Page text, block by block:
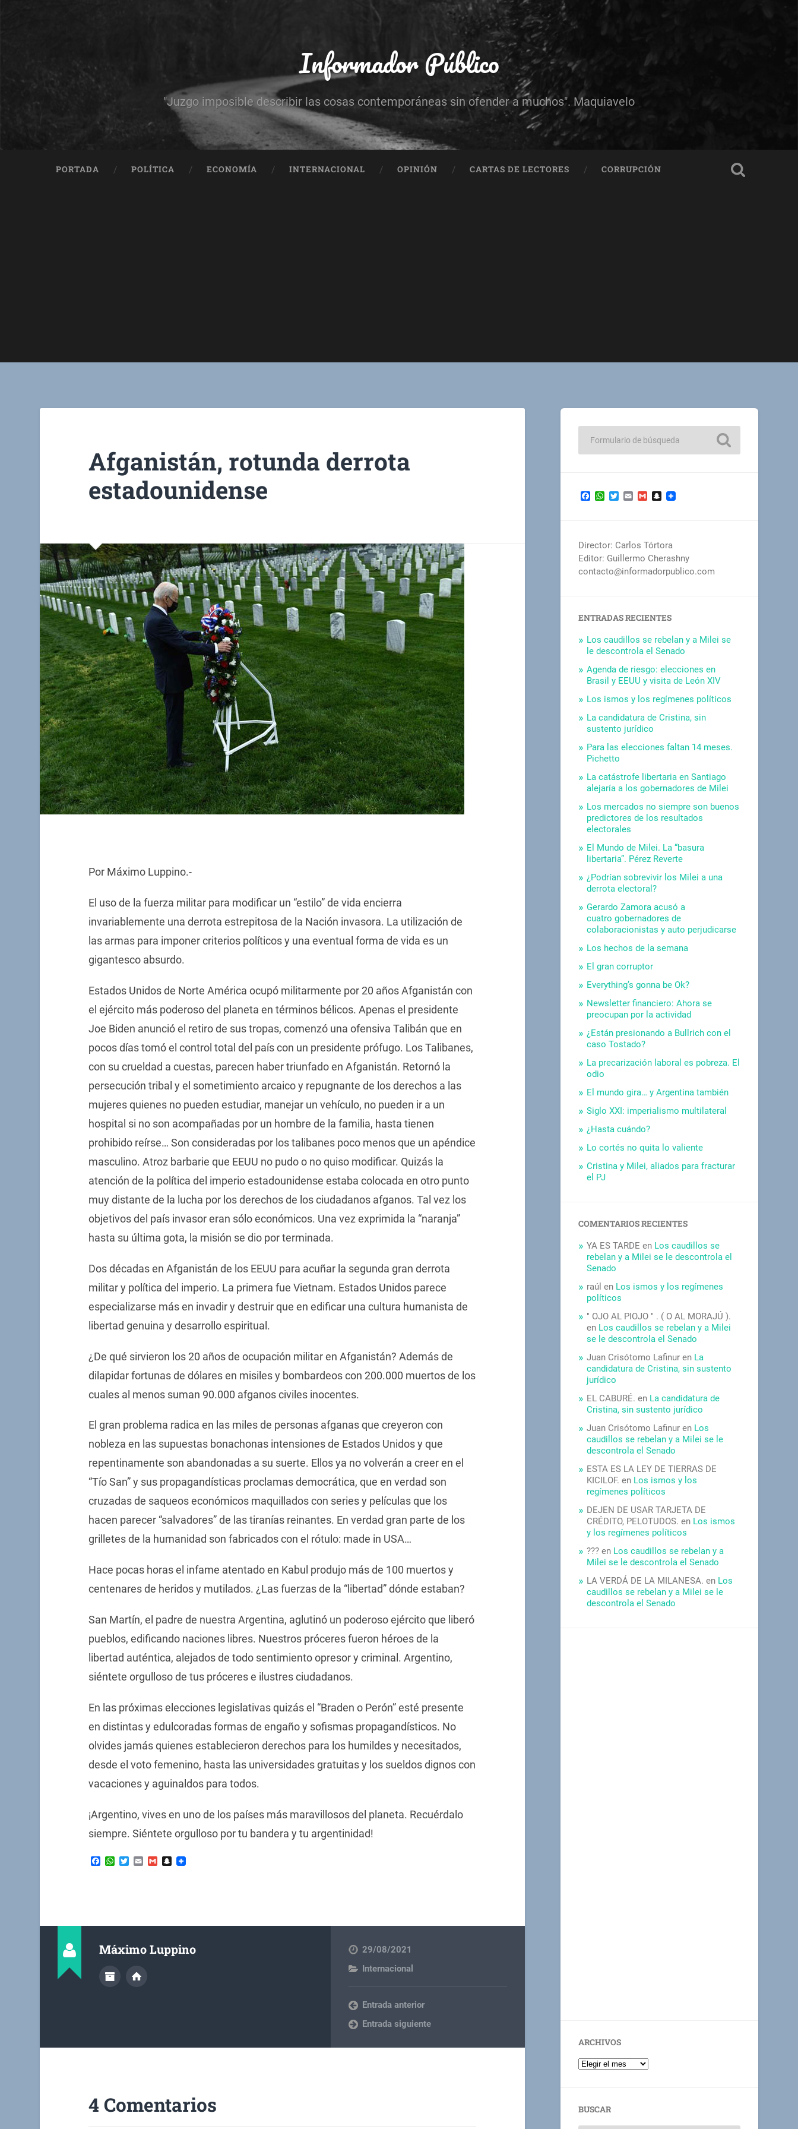
Informador Público
"Juzgo imposible describir las cosas contemporáneas sin ofender a muchos". Maquiavelo
PORTADA POLÍTICA ECONOMÍA INTERNACIONAL OPINIÓN CARTAS DE LECTORES CORRUPCIÓN
Afganistán, rotunda derrota
estadounidense
Por Máximo Luppino.-
El uso de la fuerza militar para modificar un “estilo” de vida encierra
invariablemente una derrota estrepitosa de la Nación invasora. La utilización de
las armas para imponer criterios políticos y una eventual forma de vida es un
gigantesco absurdo.
Estados Unidos de Norte América ocupó militarmente por 20 años Afganistán con
el ejército más poderoso del planeta en términos bélicos. Apenas el presidente
Joe Biden anunció el retiro de sus tropas, comenzó una ofensiva Talibán que en
pocos días tomó el control total del país con un presidente prófugo. Los Talibanes,
con su crueldad a cuestas, parecen haber triunfado en Afganistán. Retornó la
persecución tribal y el sometimiento arcaico y repugnante de los derechos a las
mujeres quienes no pueden estudiar, manejar un vehículo, no pueden ir a un
hospital si no son acompañadas por un hombre de la familia, hasta tienen
prohibido reírse… Son consideradas por los talibanes poco menos que un apéndice
masculino. Atroz barbarie que EEUU no pudo o no quiso modificar. Quizás la
atención de la política del imperio estadounidense estaba colocada en otro punto
muy distante de la lucha por los derechos de los ciudadanos afganos. Tal vez los
objetivos del país invasor eran sólo económicos. Una vez exprimida la “naranja”
hasta su última gota, la misión se dio por terminada.
Dos décadas en Afganistán de los EEUU para acuñar la segunda gran derrota
militar y política del imperio. La primera fue Vietnam. Estados Unidos parece
especializarse más en invadir y destruir que en edificar una cultura humanista de
libertad genuina y desarrollo espiritual.
¿De qué sirvieron los 20 años de ocupación militar en Afganistán? Además de
dilapidar fortunas de dólares en misiles y bombardeos con 200.000 muertos de los
cuales al menos suman 90.000 afganos civiles inocentes.
El gran problema radica en las miles de personas afganas que creyeron con
nobleza en las supuestas bonachonas intensiones de Estados Unidos y que
repentinamente son abandonadas a su suerte. Ellos ya no volverán a creer en el
“Tío San” y sus propagandísticas proclamas democrática, que en verdad son
cruzadas de saqueos económicos maquillados con series y películas que los
hacen parecer “salvadores” de las tiranías reinantes. En verdad gran parte de los
grilletes de la humanidad son fabricados con el rótulo: made in USA…
Hace pocas horas el infame atentado en Kabul produjo más de 100 muertos y
centenares de heridos y mutilados. ¿Las fuerzas de la “libertad” dónde estaban?
San Martín, el padre de nuestra Argentina, aglutinó un poderoso ejército que liberó
pueblos, edificando naciones libres. Nuestros próceres fueron héroes de la
libertad auténtica, alejados de todo sentimiento opresor y criminal. Argentino,
siéntete orgulloso de tus próceres e ilustres ciudadanos.
En las próximas elecciones legislativas quizás el “Braden o Perón” esté presente
en distintas y edulcoradas formas de engaño y sofismas propagandísticos. No
olvides jamás quienes establecieron derechos para los humildes y necesitados,
desde el voto femenino, hasta las universidades gratuitas y los sueldos dignos con
vacaciones y aguinaldos para todos.
¡Argentino, vives en uno de los países más maravillosos del planeta. Recuérdalo
siempre. Siéntete orgulloso por tu bandera y tu argentinidad!
Facebook
WhatsApp
TwitterEmailGmailSnapchat
Máximo Luppino
29/08/2021
Internacional
Entrada anterior
Entrada siguiente
4 Comentarios
Facebook
WhatsApp
TwitterEmailGmailSnapchat
Director: Carlos Tórtora
Editor: Guillermo Cherashny
contacto@informadorpublico.com
ENTRADAS RECIENTES
Los caudillos se rebelan y a Milei se
le descontrola el Senado
Agenda de riesgo: elecciones en
Brasil y EEUU y visita de León XIV
Los ismos y los regímenes políticos
La candidatura de Cristina, sin
sustento jurídico
Para las elecciones faltan 14 meses.
Pichetto
La catástrofe libertaria en Santiago
alejaría a los gobernadores de Milei
Los mercados no siempre son buenos
predictores de los resultados
electorales
El Mundo de Milei. La “basura
libertaria”. Pérez Reverte
¿Podrían sobrevivir los Milei a una
derrota electoral?
Gerardo Zamora acusó a
cuatro gobernadores de
colaboracionistas y auto perjudicarse
Los hechos de la semana
El gran corruptor
Everything’s gonna be Ok?
Newsletter financiero: Ahora se
preocupan por la actividad
¿Están presionando a Bullrich con el
caso Tostado?
La precarización laboral es pobreza. El
odio
El mundo gira… y Argentina también
Siglo XXI: imperialismo multilateral
¿Hasta cuándo?
Lo cortés no quita lo valiente
Cristina y Milei, aliados para fracturar
el PJ
COMENTARIOS RECIENTES
YA ES TARDE en Los caudillos se
rebelan y a Milei se le descontrola el
Senado
raúl en Los ismos y los regímenes
políticos
" OJO AL PIOJO " . ( O AL MORAJÚ ).
en Los caudillos se rebelan y a Milei
se le descontrola el Senado
Juan Crisótomo Lafinur en La
candidatura de Cristina, sin sustento
jurídico
EL CABURÉ. en La candidatura de
Cristina, sin sustento jurídico
Juan Crisótomo Lafinur en Los
caudillos se rebelan y a Milei se le
descontrola el Senado
ESTA ES LA LEY DE TIERRAS DE
KICILOF. en Los ismos y los
regímenes políticos
DEJEN DE USAR TARJETA DE
CRÉDITO, PELOTUDOS. en Los ismos
y los regímenes políticos
??? en Los caudillos se rebelan y a
Milei se le descontrola el Senado
LA VERDÁ DE LA MILANESA. en Los
caudillos se rebelan y a Milei se le
descontrola el Senado
ARCHIVOS
BUSCAR